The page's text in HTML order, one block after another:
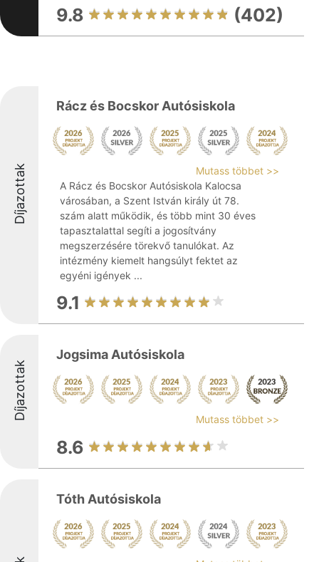
9.8 (402)
Díjazottak
Rácz és Bocskor Autósiskola
Mutass többet >>
A Rácz és Bocskor Autósiskola Kalocsa
városában, a Szent István király út 78.
szám alatt működik, és több mint 30 éves
tapasztalattal segíti a jogosítvány
megszerzésére törekvő tanulókat. Az
intézmény kiemelt hangsúlyt fektet az
egyéni igények ...
9.1
Díjazottak
Jogsima Autósiskola
Mutass többet >>
8.6
Tóth Autósiskola